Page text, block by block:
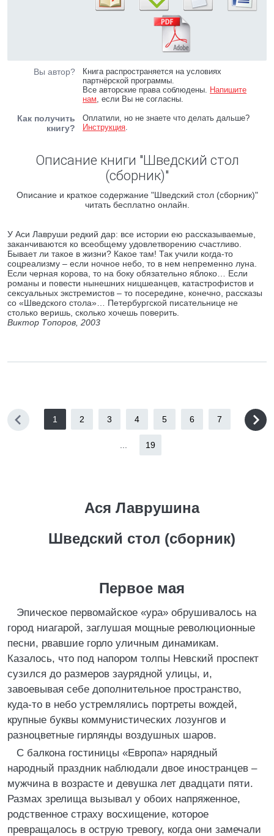
Вы автор?
Книга распространяется на условиях
партнёрской программы.
Все авторские права соблюдены. Напишите
нам, если Вы не согласны.
Как получить
книгу?
Оплатили, но не знаете что делать дальше?
Инструкция.
Описание книги "Шведский стол
(сборник)"
Описание и краткое содержание "Шведский стол (сборник)"
читать бесплатно онлайн.
У Аси Лавруши редкий дар: все истории ею рассказываемые,
заканчиваются ко всеобщему удовлетворению счастливо.
Бывает ли такое в жизни? Какое там! Так учили когда-то
соцреализму – если ночное небо, то в нем непременно луна.
Если черная корова, то на боку обязательно яблоко… Если
романы и повести нынешних ницшеанцев, катастрофистов и
сексуальных экстремистов – то посередине, конечно, рассказы
со «Шведского стола»… Петербургской писательнице не
столько веришь, сколько хочешь поверить.
Виктор Топоров, 2003
1 2 3 4 5 6 7
19
Ася Лаврушина
Шведский стол (сборник)
Первое мая
Эпическое первомайское «ура» обрушивалось на
город ниагарой, заглушая мощные революционные
песни, рвавшие горло уличным динамикам.
Казалось, что под напором толпы Невский проспект
сузился до размеров заурядной улицы, и,
завоевывая себе дополнительное пространство,
куда-то в небо устремлялись портреты вождей,
крупные буквы коммунистических лозунгов и
разноцветные гирлянды воздушных шаров.
С балкона гостиницы «Европа» нарядный
народный праздник наблюдали двое иностранцев –
мужчина в возрасте и девушка лет двадцати пяти.
Размах зрелища вызывал у обоих напряженное,
родственное страху восхищение, которое
превращалось в острую тревогу, когда они замечали